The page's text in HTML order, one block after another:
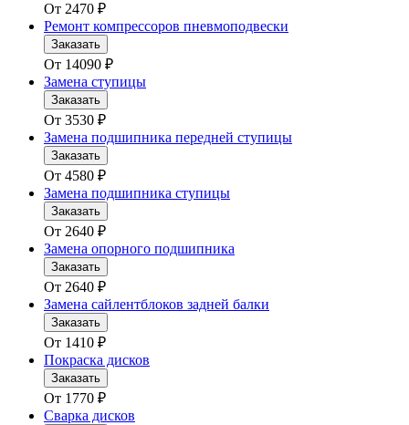
От 2470 ₽
Ремонт компрессоров пневмоподвески
Заказать
От 14090 ₽
Замена ступицы
Заказать
От 3530 ₽
Замена подшипника передней ступицы
Заказать
От 4580 ₽
Замена подшипника ступицы
Заказать
От 2640 ₽
Замена опорного подшипника
Заказать
От 2640 ₽
Замена сайлентблоков задней балки
Заказать
От 1410 ₽
Покраска дисков
Заказать
От 1770 ₽
Сварка дисков